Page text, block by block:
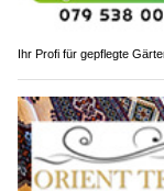
Ihr Profi für gepflegte